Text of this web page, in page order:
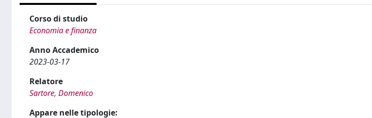
Corso di studio
Economia e finanza
Anno Accademico
2023-03-17
Relatore
Sartore, Domenico
Appare nelle tipologie: